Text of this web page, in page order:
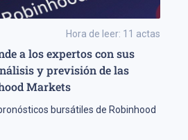
Hora de leer: 11 actas
a los expertos con sus
y previsión de las
Markets
bursátiles de Robinhood